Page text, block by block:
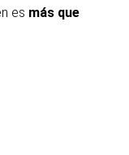
es más que